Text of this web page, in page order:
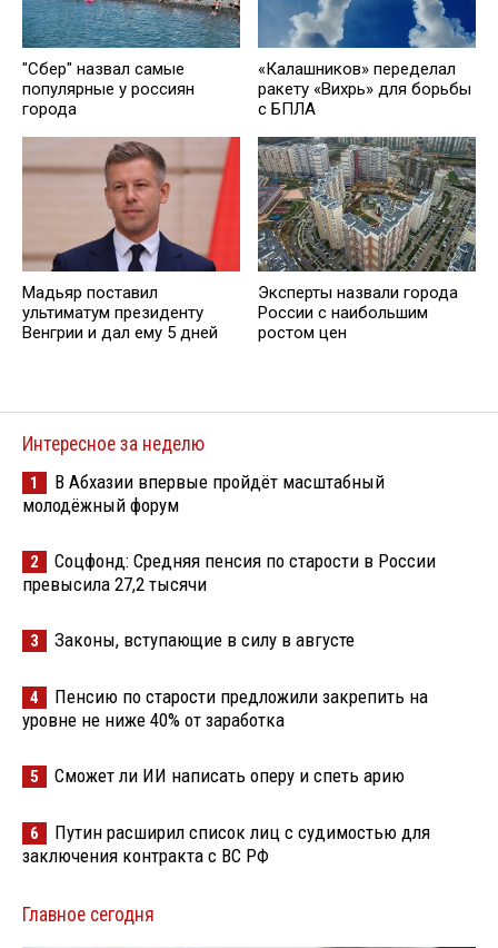
"Сбер" назвал самые
популярные у россиян
города
«Калашников» переделал
ракету «Вихрь» для борьбы
с БПЛА
Мадьяр поставил
ультиматум президенту
Венгрии и дал ему 5 дней
Эксперты назвали города
России с наибольшим
ростом цен
Интересное за неделю
1
В Абхазии впервые пройдёт масштабный
молодёжный форум
2
Соцфонд: Средняя пенсия по старости в России
превысила 27,2 тысячи
3 Законы, вступающие в силу в августе
4
Пенсию по старости предложили закрепить на
уровне не ниже 40% от заработка
5 Сможет ли ИИ написать оперу и спеть арию
6
Путин расширил список лиц с судимостью для
заключения контракта с ВС РФ
Главное сегодня